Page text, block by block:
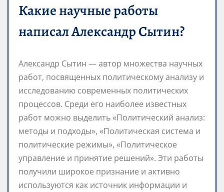
Какие научные работы
написал Александр Сытин?
Александр Сытин — автор множества научных
работ, посвященных политическому анализу и
исследованию современных политических
процессов. Среди его наиболее известных
работ можно выделить «Политический анализ:
методы и подходы», «Политическая система и
политические режимы», «Политическое
управление и принятие решений». Эти работы
получили широкое признание и активно
используются как источник информации и